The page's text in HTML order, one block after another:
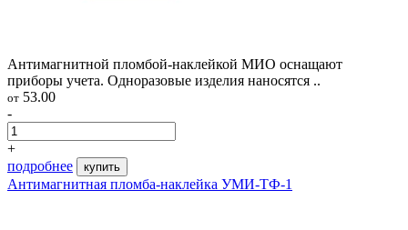
Антимагнитной пломбой-наклейкой МИО оснащают
приборы учета. Одноразовые изделия наносятся ..
от 53.00
-
+
подробнее
купить
Антимагнитная пломба-наклейка УМИ-ТФ-1